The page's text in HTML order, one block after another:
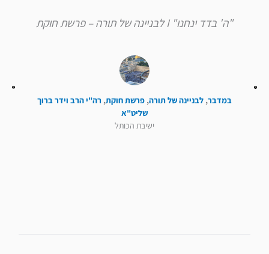
"ה' בדד ינחנו" I לבניינה של תורה – פרשת חוקת
במדבר, לבניינה של תורה, פרשת חוקת, רה"י הרב וידר ברוך
שליט"א
ישיבת הכותל